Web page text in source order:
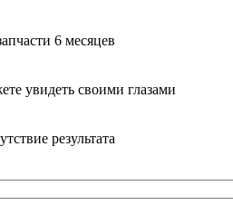
6 месяцев
увидеть своими глазами
результата